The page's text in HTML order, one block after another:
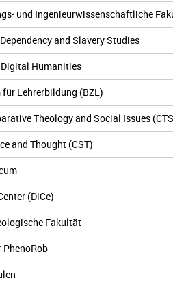
und Ingenieurwissenschaftliche
and Slavery Studies
Humanities
für Lehrerbildung (BZL)
Theology and Social Issues
and Thought (CST)
(DiCe)
Fakultät
PhenoRob